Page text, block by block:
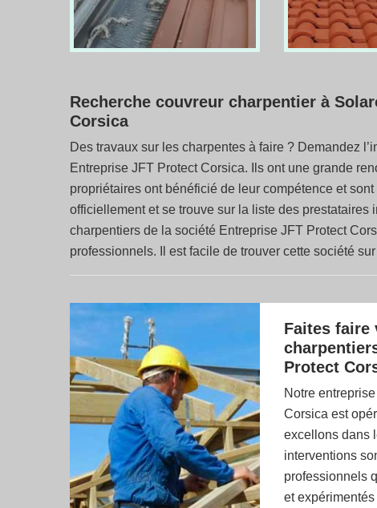
Recherche couvreur charpentier à
Corsica
Des travaux sur les charpentes à faire ? Demandez
Entreprise JFT Protect Corsica. Ils ont une grande
propriétaires ont bénéficié de leur compétence et
officiellement et se trouve sur la liste des
charpentiers de la société Entreprise JFT Protect
professionnels. Il est facile de trouver cette société
Faites faire
Protect
Notre
Corsica est
excellons dans
interventions
professionnels
et